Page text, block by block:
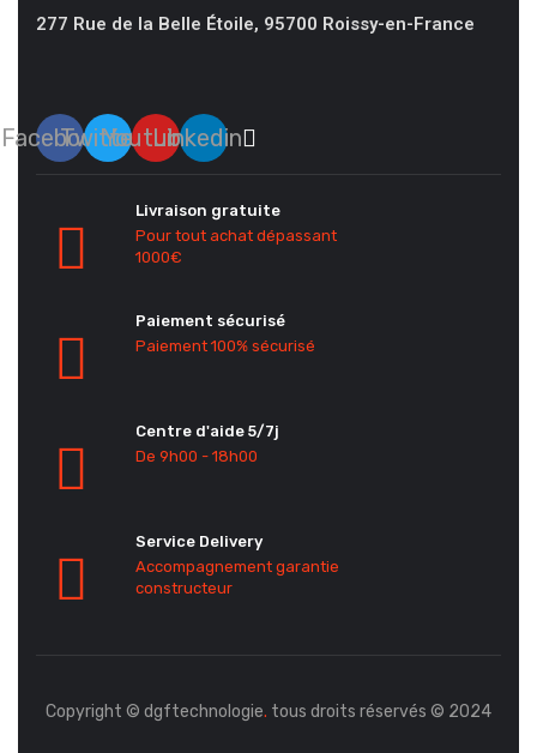
277 Rue de la Belle Étoile, 95700 Roissy-en-France
Facebook
TwitterYoutubeLinkedin
Livraison gratuite
Pour tout achat dépassant
1000€
Paiement sécurisé
Paiement 100% sécurisé
Centre d'aide 5/7j
De 9h00 - 18h00
Service Delivery
Accompagnement garantie
constructeur
Copyright © dgftechnologie. tous droits réservés © 2024